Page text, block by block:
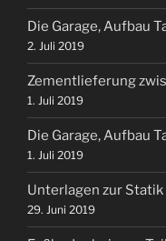
Die Garage, Aufbau
2. Juli 2019
Zementlieferung
1. Juli 2019
Die Garage, Aufbau
1. Juli 2019
Unterlagen zur Statik
29. Juni 2019